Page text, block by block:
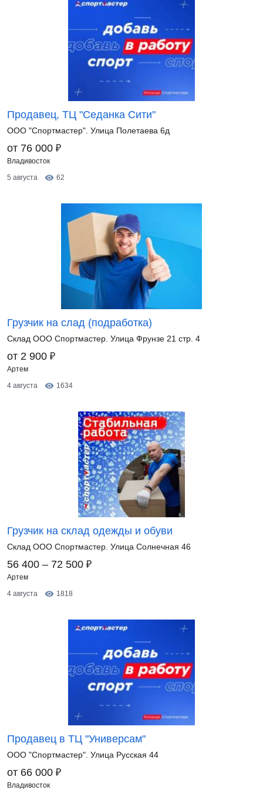
Продавец, ТЦ "Седанка Сити"
ООО "Спортмастер". Улица Полетаева 6д
от 76 000 ₽
Владивосток
5 августа
62
Грузчик на слад (подработка)
Склад ООО Спортмастер. Улица Фрунзе 21 стр. 4
от 2 900 ₽
Артем
4 августа
1634
Грузчик на склад одежды и обуви
Склад ООО Спортмастер. Улица Солнечная 46
56 400 – 72 500 ₽
Артем
4 августа
1818
Продавец в ТЦ "Универсам"
ООО "Спортмастер". Улица Русская 44
от 66 000 ₽
Владивосток